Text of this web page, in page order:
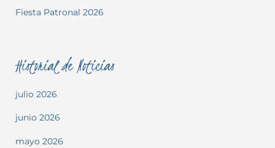
Fiesta Patronal 2026
Historial de Noticias
julio 2026
junio 2026
mayo 2026